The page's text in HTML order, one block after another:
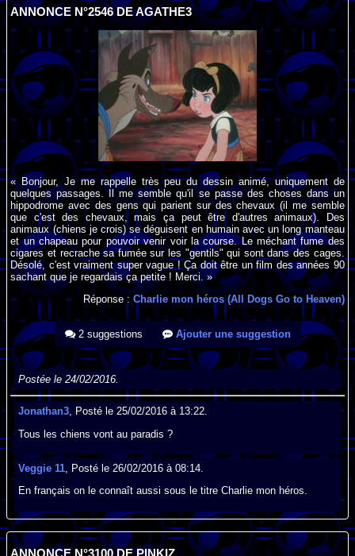
ANNONCE N°2546 DE AGATHE3
« Bonjour, Je me rappelle très peu du dessin animé, uniquement de
quelques passages. Il me semble qu'il se passe des choses dans un
hippodrome avec des gens qui parient sur des chevaux (il me semble
que c'est des chevaux, mais ça peut être d'autres animaux). Des
animaux (chiens je crois) se déguisent en humain avec un long manteau
et un chapeau pour pouvoir venir voir la course. Le méchant fume des
cigares et recrache sa fumée sur les "gentils" qui sont dans des cages.
Désolé, c'est vraiment super vague ! Ça doit être un film des années 90
sachant que je regardais ça petite ! Merci. »
Réponse : Charlie mon héros (All Dogs Go to Heaven)
2 suggestions Ajouter une suggestion
Postée le 24/02/2016.
Jonathan3, Posté le 25/02/2016 à 13:22.
Tous les chiens vont au paradis ?
Veggie 11, Posté le 26/02/2016 à 08:14.
En français on le connaît aussi sous le titre Charlie mon héros.